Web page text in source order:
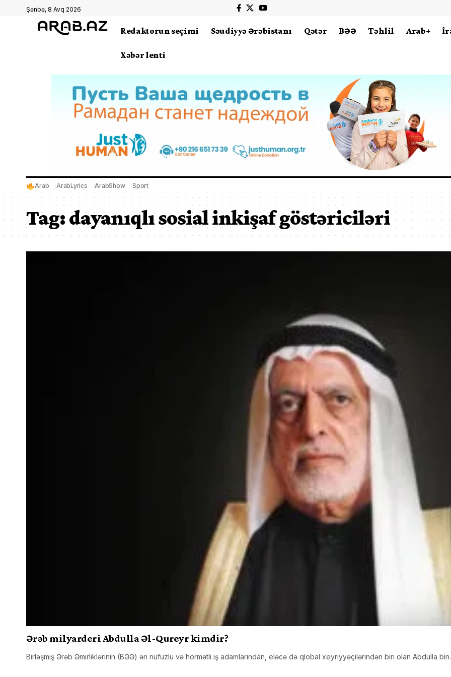
Şənbə, 8 Avq 2026
Redaktorun seçimi Səudiyyə Ərəbistanı Qətər BƏƏ Təhlil Arab+
Xəbər lenti
Arab ArabLyrics ArabShow Sport
Tag:dayanıqlı sosial inkişaf göstəriciləri
Ərəb milyarderi Abdulla Əl-Qureyr kimdir?
Birləşmiş Ərəb Əmirliklərinin (BƏƏ) ən nüfuzlu və hörmətli iş adamlarından, eləcə də qlobal xeyriyyəçilərindən biri olan Abdulla